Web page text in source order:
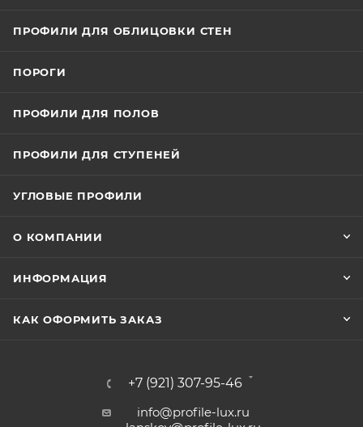
ПРОФИЛИ ДЛЯ ОБЛИЦОВКИ СТЕН
ПОРОГИ
ПРОФИЛИ ДЛЯ ПОЛОВ
ПРОФИЛИ ДЛЯ СТУПЕНЕЙ
УГЛОВЫЕ ПРОФИЛИ
О КОМПАНИИ
ИНФОРМАЦИЯ
КАК ОФОРМИТЬ ЗАКАЗ
+7 (921) 307-95-46
info@profile-lux.ru